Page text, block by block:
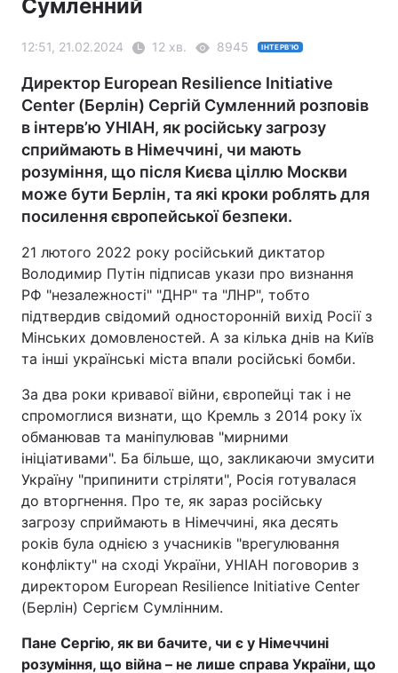
Головна Війна
Україна Політика
Економіка Світ
Спорт Наука
Техно і зв'язок Лайт
Зброя
Здоров'я Туризм
Сумленний
12:51, 21.02.2024 12 хв. 8945 ІНТЕРВ'Ю
Директор European Resilience Initiative
Center (Берлін) Сергій Сумленний розповів
в інтерв’ю УНІАН, як російську загрозу
сприймають в Німеччині, чи мають
розуміння, що після Києва ціллю Москви
може бути Берлін, та які кроки роблять для
посилення європейської безпеки.
21 лютого 2022 року російський диктатор
Володимир Путін підписав укази про визнання
РФ "незалежності" "ДНР" та "ЛНР", тобто
підтвердив свідомий односторонній вихід Росії з
Мінських домовленостей. А за кілька днів на Київ
та інші українські міста впали російські бомби.
За два роки кривавої війни, європейці так і не
спромоглися визнати, що Кремль з 2014 року їх
обманював та маніпулював "мирними
ініціативами". Ба більше, що, закликаючи змусити
Україну "припинити стріляти", Росія готувалася
до вторгнення. Про те, як зараз російську
загрозу сприймають в Німеччині, яка десять
років була однією з учасників "врегулювання
конфлікту" на сході України, УНІАН поговорив з
директором European Resilience Initiative Center
(Берлін) Сергієм Сумлінним.
Пане Сергію, як ви бачите, чи є у Німеччині
розуміння, що війна – не лише справа України, що